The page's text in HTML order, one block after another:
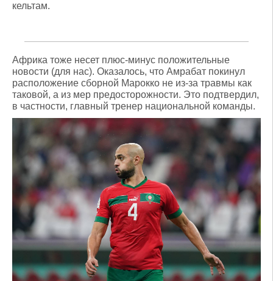
кельтам.
Африка тоже несет плюс-минус положительные
новости (для нас). Оказалось, что Амрабат покинул
расположение сборной Марокко не из-за травмы как
таковой, а из мер предосторожности. Это подтвердил,
в частности, главный тренер национальной команды.